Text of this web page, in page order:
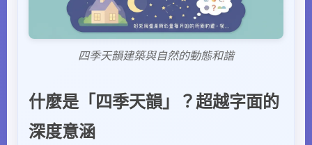
四季天韻建築與自然的動態和諧
什麼是「四季天韻」？超越字面的
深度意涵